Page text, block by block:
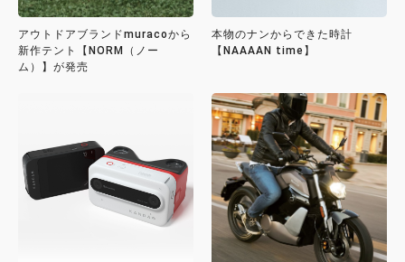
アウトドアブランドmuracoから
新作テント【NORM（ノー
ム）】が発売
本物のナンからできた時計
【NAAAAN time】